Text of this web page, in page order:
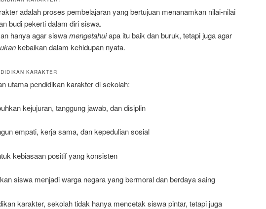
adalah proses pembelajaran yang bertujuan menanamkan nilai-nilai
budi pekerti dalam diri siswa.
hanya agar siswamengetahuiapa itu baik dan buruk, tetapi juga agar
kebaikan dalam kehidupan nyata.
KARAKTER
utama pendidikan karakter di sekolah:
kejujuran, tanggung jawab, dan disiplin
empati, kerja sama, dan kepedulian sosial
kebiasaan positif yang konsisten
siswa menjadi warga negara yang bermoral dan berdaya saing
karakter, sekolah tidak hanya mencetak siswa pintar, tetapi juga